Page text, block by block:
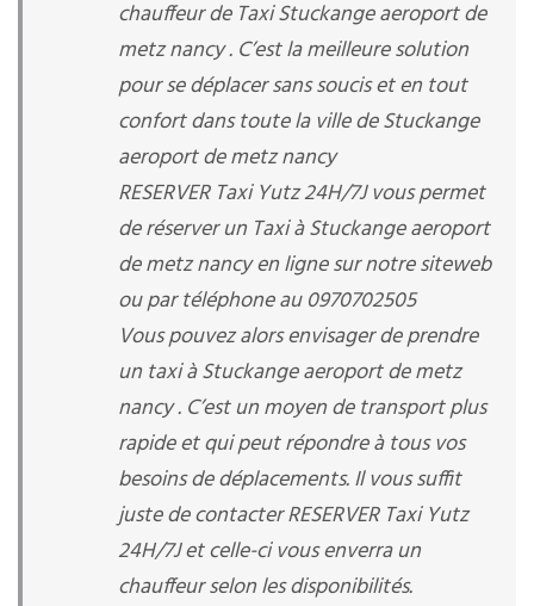
chauffeur de Taxi Stuckange aeroport de
metz nancy . C’est la meilleure solution
pour se déplacer sans soucis et en tout
confort dans toute la ville de Stuckange
aeroport de metz nancy
RESERVER Taxi Yutz 24H/7J vous permet
de réserver un Taxi à Stuckange aeroport
de metz nancy en ligne sur notre siteweb
ou par téléphone au 0970702505
Vous pouvez alors envisager de prendre
un taxi à Stuckange aeroport de metz
nancy . C’est un moyen de transport plus
rapide et qui peut répondre à tous vos
besoins de déplacements. Il vous suffit
juste de contacter RESERVER Taxi Yutz
24H/7J et celle-ci vous enverra un
chauffeur selon les disponibilités.